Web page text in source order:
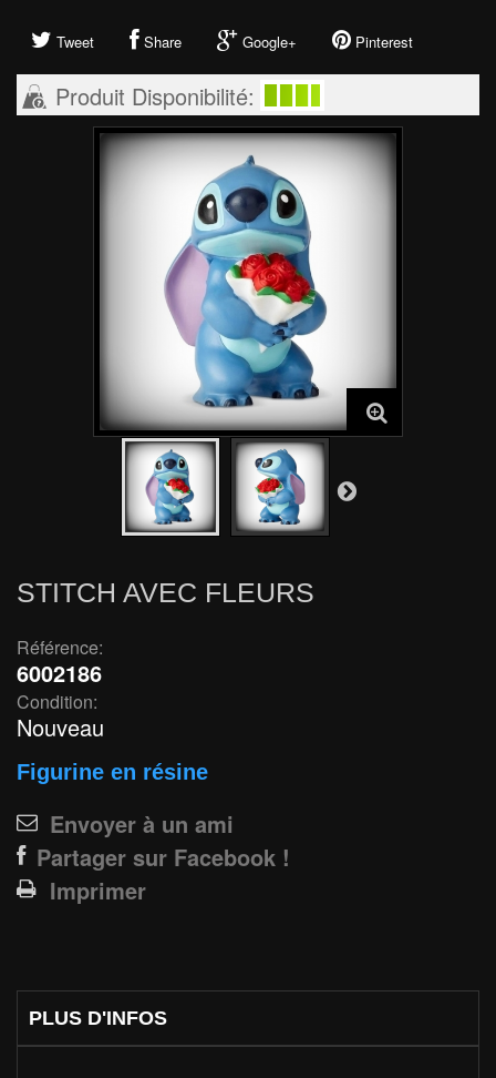
Tweet Share Google+ Pinterest
Produit Disponibilité:
STITCH AVEC FLEURS
Référence:
6002186
Condition:
Nouveau
Figurine en résine
Envoyer à un ami
Partager sur Facebook !
Imprimer
PLUS D'INFOS